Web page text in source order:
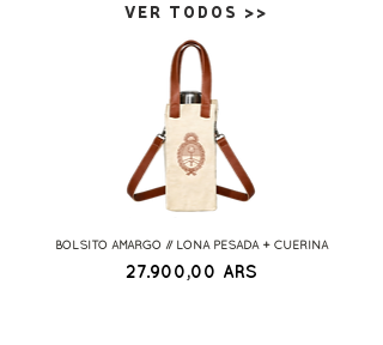
VER TODOS >>
BOLSITO AMARGO // LONA PESADA + CUERINA
Precio
27.900,00 ARS